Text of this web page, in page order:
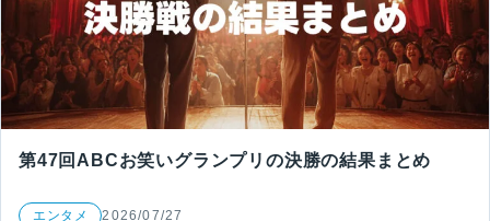
第47回ABCお笑いグランプリの決勝の結果まとめ
エンタメ 2026/07/27